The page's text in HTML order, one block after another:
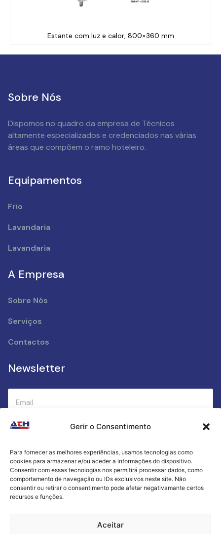
Gerir o Consentimento
Para fornecer as melhores experiências, usamos tecnologias como
cookies para armazenar e/ou aceder a informações do dispositivo.
Consentir com essas tecnologias nos permitirá processar dados, como
comportamento de navegação ou IDs exclusivos neste site. Não
consentir ou retirar o consentimento pode afetar negativamante certos
recursos e funções.
Aceitar
Estante com luz e calor, 800×360 mm
Sobre Nós
Dispomos no quadro da empresa de Técnicos
altamente especializados e credenciados nas várias
áreas que compõem o ramo hoteleiro.
Equipamentos
Frio
Lavandaria
Lavandaria
A Empresa
Sobre Nós
Serviços
Contactos
Newsletter
Submeter
Criamos a cozinha perfeita para o seu sucesso
gastronómico!